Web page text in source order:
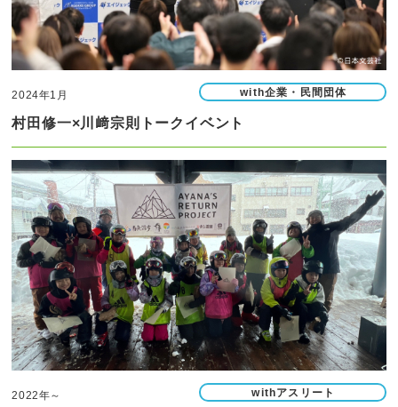
2024年1月 with企業・民間団体
村田修一×川﨑宗則トークイベント
2022年～ withアスリート